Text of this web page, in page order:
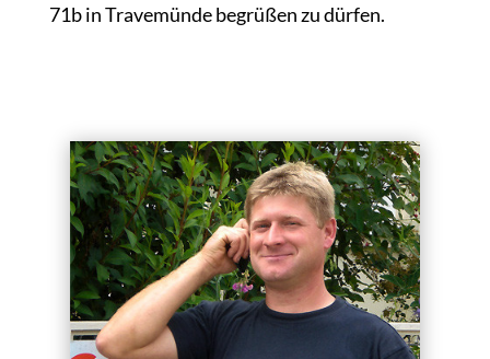
71b in Travemünde begrüßen zu dürfen.